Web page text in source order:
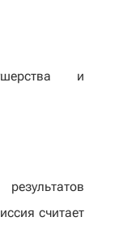
и
считает